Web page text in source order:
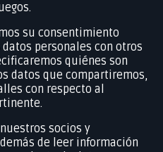
su consentimiento
personales con otros
quiénes son
datos que compartiremos,
con respecto al
socios y
de leer información